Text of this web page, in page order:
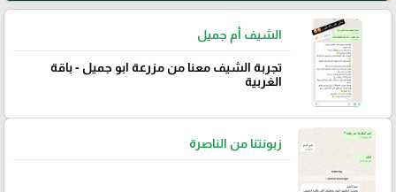
الشيف أم جميل
تجربة الشيف معنا من مزرعة ابو جميل - باقة
الغربية
زبونتنا من الناصرة